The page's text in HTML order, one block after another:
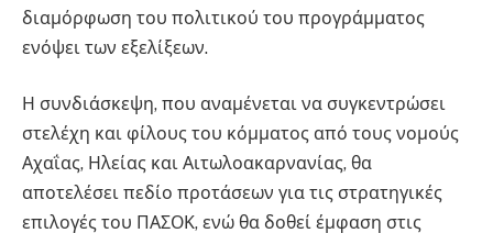
διαμόρφωση του πολιτικού του προγράμματος
ενόψει των εξελίξεων.
Η συνδιάσκεψη, που αναμένεται να συγκεντρώσει
στελέχη και φίλους του κόμματος από τους νομούς
Αχαΐας, Ηλείας και Αιτωλοακαρνανίας, θα
αποτελέσει πεδίο προτάσεων για τις στρατηγικές
επιλογές του ΠΑΣΟΚ, ενώ θα δοθεί έμφαση στις